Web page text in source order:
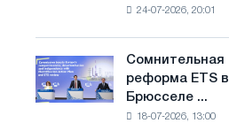
строительство
производству
низкоуглеродистой
24-07-2026, 20:01
Сомнительная
реформа
ETS
Сомнительная
реформа ETS в
Брюсселе ...
18-07-2026, 13:00